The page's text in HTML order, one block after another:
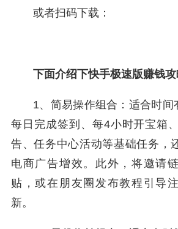
或者扫码下载：
下面介绍下快手极速版赚钱攻
1、简易操作组合：适合时间
每日完成签到、每4小时开宝箱
告、任务中心活动等基础任务，
电商广告增效。此外，将邀请
贴，或在朋友圈发布教程引导
新。